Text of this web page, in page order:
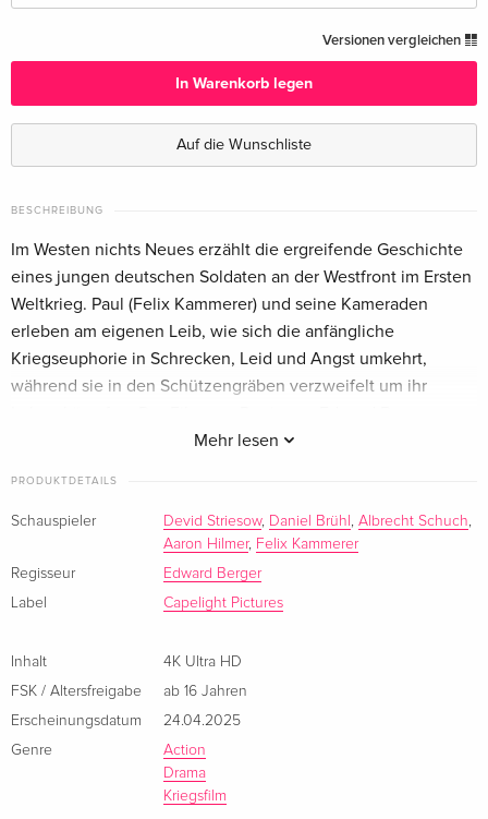
Deutsch
CHF 23.50
Limited Edition, Steelbook, 4K Ultra HD + Blu-
vergriffen
Limited Collector's Edition, Mediabook, 4K
Deutsch
Standard Edition
Englisch · UK Version
CHF 45.50
Limited Collector's Edition, Mediabook, 4K
CHF 68.50
Limited Edition, Steelbook, 4K Ultra HD + Blu-
Englisch · UK Version
Limited Collector's Edition, Mediabook, 4K
Englisch · US Version
Versionen vergleichen
In Warenkorb legen
Auf die Wunschliste
BESCHREIBUNG
Mehr lesen
Im Westen nichts Neues erzählt die ergreifende Geschichte
eines jungen deutschen Soldaten an der Westfront im Ersten
Weltkrieg. Paul (Felix Kammerer) und seine Kameraden
erleben am eigenen Leib, wie sich die anfängliche
Kriegseuphorie in Schrecken, Leid und Angst umkehrt,
während sie in den Schützengräben verzweifelt um ihr
basiert auf der berühmten gleichnamigen Buchvorlage von
PRODUKTDETAILS
Schauspieler Devid Striesow, Daniel Brühl , Albrecht Schuch,
Aaron Hilmer, Felix Kammerer
Regisseur
Edward Berger
Label
Capelight Pictures
Inhalt
4K Ultra HD
FSK / Altersfreigabe
ab 16 Jahren
Erscheinungsdatum
24.04.2025
Genre
Action
Drama
Kriegsfilm